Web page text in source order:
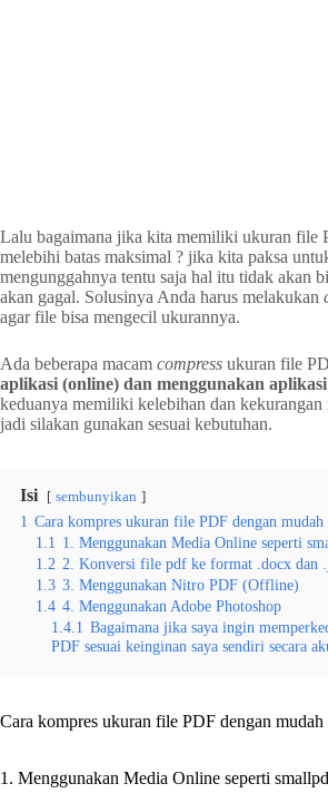
Lalu bagaimana jika kita memiliki ukuran file
melebihi batas maksimal ? jika kita paksa
mengunggahnya tentu saja hal itu tidak akan
akan gagal. Solusinya Anda harus melakukan
agar file bisa mengecil ukurannya.
Ada beberapa macam compress ukuran file
aplikasi (online) dan menggunakan
keduanya memiliki kelebihan dan kekurangan
jadi silakan gunakan sesuai kebutuhan.
Isi sembunyikan
1 Cara kompres ukuran file PDF dengan mudah
1.1 1. Menggunakan Media Online seperti
1.2 2. Konversi file pdf ke format .docx dan
1.3 3. Menggunakan Nitro PDF (Offline)
1.4 4. Menggunakan Adobe Photoshop
1.4.1 Bagaimana jika saya ingin
PDF sesuai keinginan saya sendiri secara
Cara kompres ukuran file PDF dengan mudah
1. Menggunakan Media Online seperti